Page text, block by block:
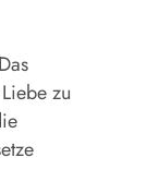
zu